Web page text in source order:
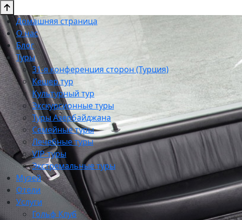
Домашняя страница
О нас
Блог
Туры
31-я конференция сторон (Турция)
Кешер тур
Культурный тур
Экскурсионные туры
Туры Азербайджана
Семейные туры
Лечебные туры
VIP-туры
Экстремальные туры
Музей
Отели
Услуги
Гольф Клуб